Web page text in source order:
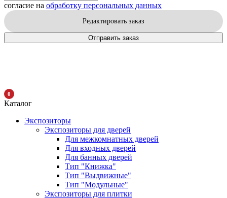
согласие на обработку персональных данных
Редактировать заказ
Отправить заказ
0
Каталог
Экспозиторы
Экспозиторы для дверей
Для межкомнатных дверей
Для входных дверей
Для банных дверей
Тип "Книжка"
Тип "Выдвижные"
Тип "Модульные"
Экспозиторы для плитки